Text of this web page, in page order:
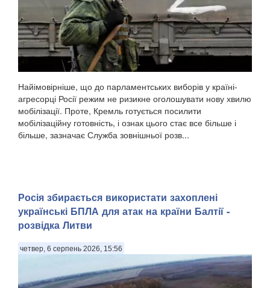
Найімовірніше, що до парламентських виборів у країні-
агресорці Росії режим не ризикне оголошувати нову хвилю
мобілізації. Проте, Кремль готується посилити
мобілізаційну готовність, і ознак цього стає все більше і
більше, зазначає Служба зовнішньої розв...
Росія збирається використати захоплені
українські БПЛА для атак на країни Балтії -
розвідка Литви
четвер, 6 серпень 2026, 15:56